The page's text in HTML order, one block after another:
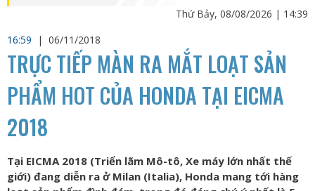
Thứ Bảy, 08/08/2026 | 14:39
16:59
| 06/11/2018
TRỰC TIẾP MÀN RA MẮT LOẠT SẢN
PHẨM HOT CỦA HONDA TẠI EICMA
2018
Tại EICMA 2018 (Triển lãm Mô-tô, Xe máy lớn nhất thế
giới) đang diễn ra ở Milan (Italia), Honda mang tới hàng